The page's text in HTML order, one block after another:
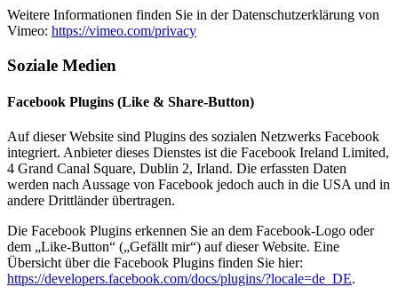
Weitere Informationen finden Sie in der Datenschutzerklärung von
Vimeo: https://vimeo.com/privacy
Soziale Medien
Facebook Plugins (Like & Share-Button)
Auf dieser Website sind Plugins des sozialen Netzwerks Facebook
integriert. Anbieter dieses Dienstes ist die Facebook Ireland Limited,
4 Grand Canal Square, Dublin 2, Irland. Die erfassten Daten
werden nach Aussage von Facebook jedoch auch in die USA und in
andere Drittländer übertragen.
Die Facebook Plugins erkennen Sie an dem Facebook-Logo oder
dem „Like-Button“ („Gefällt mir“) auf dieser Website. Eine
Übersicht über die Facebook Plugins finden Sie hier:
https://developers.facebook.com/docs/plugins/?locale=de_DE.